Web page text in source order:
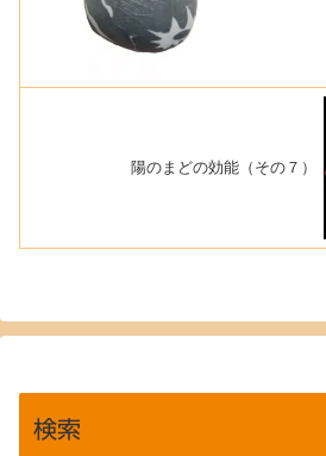
陽のまどの効能（その７）
検索